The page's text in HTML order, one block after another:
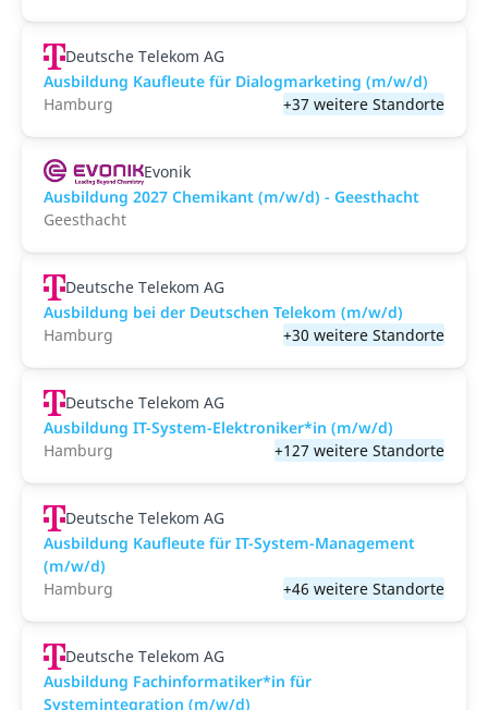
Deutsche Telekom AG
Ausbildung Kaufleute für Dialogmarketing (m/w/d)
Hamburg
+37 weitere Standorte
Evonik
Ausbildung 2027 Chemikant (m/w/d) - Geesthacht
Geesthacht
Deutsche Telekom AG
Ausbildung bei der Deutschen Telekom (m/w/d)
Hamburg
+30 weitere Standorte
Deutsche Telekom AG
Ausbildung IT-System-Elektroniker*in (m/w/d)
Hamburg
+127 weitere Standorte
Deutsche Telekom AG
Ausbildung Kaufleute für IT-System-Management
(m/w/d)
Hamburg
+46 weitere Standorte
Deutsche Telekom AG
Ausbildung Fachinformatiker*in für
Systemintegration (m/w/d)